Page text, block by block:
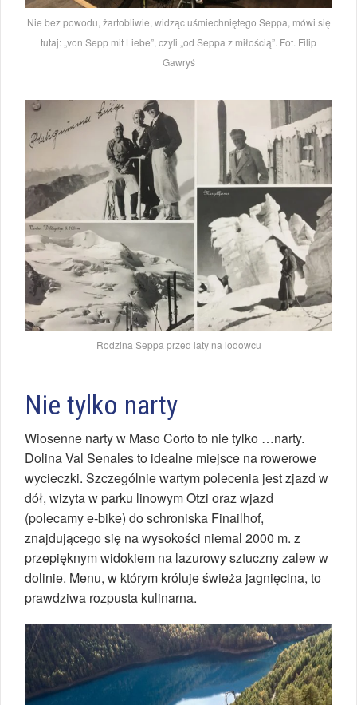
Nie bez powodu, żartobliwie, widząc uśmiechniętego Seppa, mówi się
tutaj: „von Sepp mit Liebe”, czyli „od Seppa z miłością”. Fot. Filip
Gawryś
Rodzina Seppa przed laty na lodowcu
Nie tylko narty
Wiosenne narty w Maso Corto to nie tylko …narty.
Dolina Val Senales to idealne miejsce na rowerowe
wycieczki. Szczególnie wartym polecenia jest zjazd w
dół, wizyta w parku linowym Otzi oraz wjazd
(polecamy e-bike) do schroniska Finailhof,
znajdującego się na wysokości niemal 2000 m. z
przepięknym widokiem na lazurowy sztuczny zalew w
dolinie. Menu, w którym króluje świeża jagnięcina, to
prawdziwa rozpusta kulinarna.